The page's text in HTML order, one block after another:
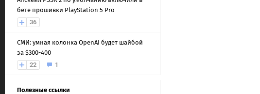
бете прошивки PlayStation 5 Pro
36
СМИ: умная колонка OpenAI будет шайбой
за $300-400
22
1
Полезные ссылки